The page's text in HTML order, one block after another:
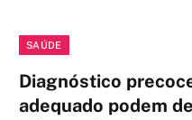
SAÚDE
Diagnóstico
adequado podem